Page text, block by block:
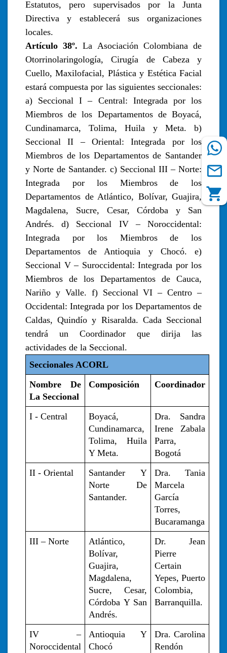
Estatutos, pero supervisados por la Junta
Directiva y establecerá sus organizaciones
locales.
Artículo 38º.La Asociación Colombiana de
Otorrinolaringología, Cirugía de Cabeza y
Cuello, Maxilofacial, Plástica y Estética Facial
estará compuesta por las siguientes seccionales:
a) Seccional I – Central: Integrada por los
Miembros de los Departamentos de Boyacá,
Cundinamarca, Tolima, Huila y Meta. b)
Seccional II – Oriental: Integrada por los
Miembros de los Departamentos de Santander
y Norte de Santander. c) Seccional III – Norte:
Integrada por los Miembros de los
Departamentos de Atlántico, Bolívar, Guajira,
Magdalena, Sucre, Cesar, Córdoba y San
Andrés. d) Seccional IV – Noroccidental:
Integrada por los Miembros de los
Departamentos de Antioquia y Chocó. e)
Seccional V – Suroccidental: Integrada por los
Miembros de los Departamentos de Cauca,
Nariño y Valle. f) Seccional VI – Centro –
Occidental: Integrada por los Departamentos de
Caldas, Quindío y Risaralda. Cada Seccional
tendrá un Coordinador que dirija las
actividades de la Seccional.
Seccionales ACORL
Nombre De
La Seccional
Composición Coordinador
I - Central
Boyacá,
Cundinamarca,
Tolima, Huila
Y Meta.
Dra. Sandra
Irene Zabala
Parra,
Bogotá
II - Oriental
Santander Y
Norte De
Santander.
Dra. Tania
Marcela
García
Torres,
Bucaramanga
III – Norte
Atlántico,
Bolívar,
Guajira,
Magdalena,
Sucre, Cesar,
Córdoba Y San
Andrés.
Dr. Jean
Pierre
Certain
Yepes, Puerto
Colombia,
Barranquilla.
IV –
Noroccidental
Antioquia Y
Chocó
Dra. Carolina
Rendón